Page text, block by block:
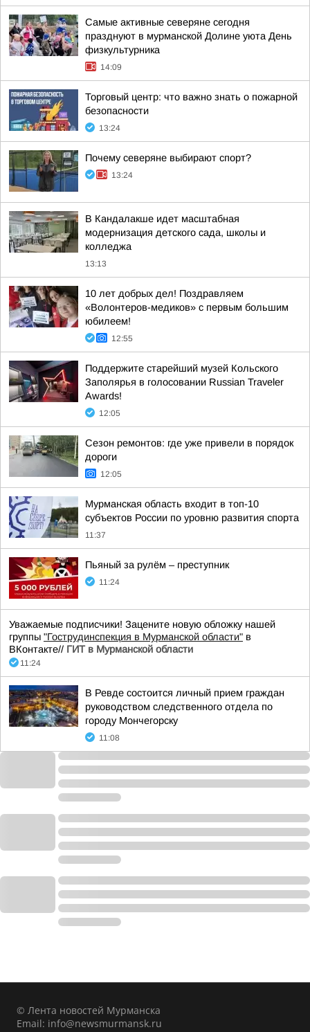
Самые активные северяне сегодня
празднуют в мурманской Долине уюта День
физкультурника
14:09
Торговый центр: что важно знать о пожарной
безопасности
13:24
Почему северяне выбирают спорт?
13:24
В Кандалакше идет масштабная
модернизация детского сада, школы и
колледжа
13:13
10 лет добрых дел! Поздравляем
«Волонтеров-медиков» с первым большим
юбилеем!
12:55
Поддержите старейший музей Кольского
Заполярья в голосовании Russian Traveler
Awards!
12:05
Сезон ремонтов: где уже привели в порядок
дороги
12:05
Мурманская область входит в топ-10
субъектов России по уровню развития спорта
11:37
Пьяный за рулём – преступник
11:24
Уважаемые подписчики! Зацените новую обложку нашей
группы "Гострудинспекция в Мурманской области" в
ВКонтакте// ГИТ в Мурманской области
11:24
В Ревде состоится личный прием граждан
руководством следственного отдела по
городу Мончегорску
11:08
© Лента новостей Мурманска
Email: info@newsmurmansk.ru